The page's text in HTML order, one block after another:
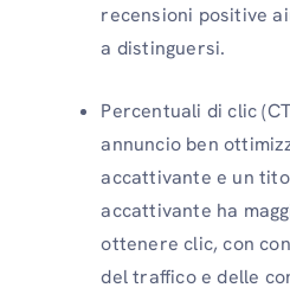
recensioni positive
a distinguersi.
Percentuali di clic
annuncio ben
accattivante e un
accattivante ha
ottenere clic, con
del traffico e delle